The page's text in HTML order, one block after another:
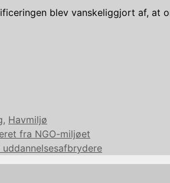
blev vanskeliggjort af, at
, Havmiljø
fra NGO-miljøet